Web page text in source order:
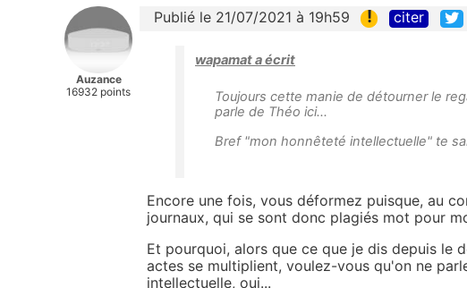
Auzance
16932 points
Publié le 21/07/2021 à 19h59 ! citer
wapamat a écrit
Toujours cette manie de détourner le
parle de Théo ici...
Bref "mon honnêteté intellectuelle" te
Encore une fois, vous déformez puisque, au
journaux, qui se sont donc plagiés mot pour
Et pourquoi, alors que ce que je dis depuis le
actes se multiplient, voulez-vous qu'on ne
intellectuelle, oui...